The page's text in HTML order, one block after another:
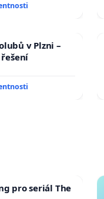
v Plzni –
pro seriál The